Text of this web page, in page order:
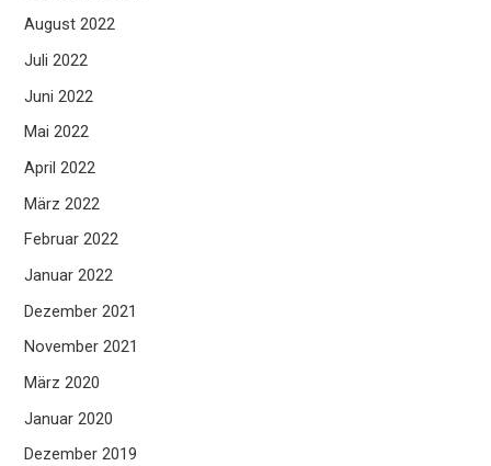
August 2022
Juli 2022
Juni 2022
Mai 2022
April 2022
März 2022
Februar 2022
Januar 2022
Dezember 2021
November 2021
März 2020
Januar 2020
Dezember 2019